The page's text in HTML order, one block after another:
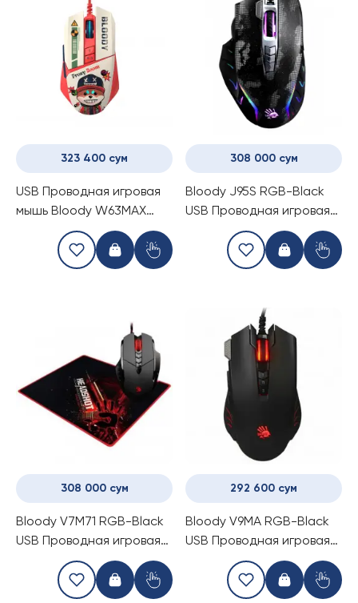
323 400 сум
USB Проводная игровая
мышь Bloody W63MAX
Proxy Boom
308 000 сум
Bloody J95S RGB-Black
USB Проводная игровая
308 000 сум
Bloody V7M71 RGB-Black
USB Проводная игровая
мышь + коврик
292 600 сум
Bloody V9MA RGB-Black
USB Проводная игровая